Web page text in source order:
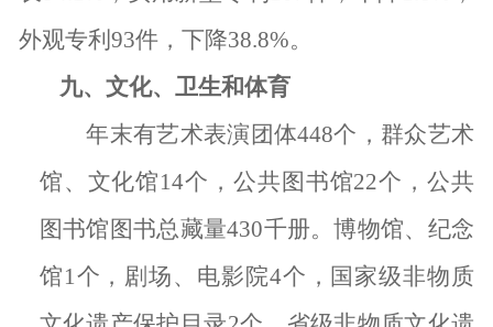
外观专利 93件，下降38.8%。
九、文化、卫生和体育
年末有艺术表演团体448个，群众艺术
馆、文化馆14个，公共图书馆22个，公共
图书馆图书总藏量430千册。博物馆、纪念
馆1个，剧场、电影院4个，国家级非物质